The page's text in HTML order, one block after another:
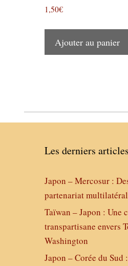
1,50€
Ajouter au panier
Les derniers articles
Japon – Mercosur :
partenariat multilatéral
Taïwan – Japon : Une
transpartisane envers
Washington
Japon – Corée du Sud